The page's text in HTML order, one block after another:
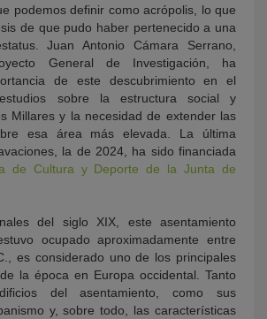
podemos definir como acrópolis, lo que
de que pudo haber pertenecido a una
Juan Antonio Cámara Serrano,
General de Investigación, ha
de este descubrimiento en el
sobre la estructura social y
Millares y la necesidad de extender las
esa área más elevada. La última
la de 2024, ha sido financiada
de Cultura y Deporte de la Junta de
del siglo XIX, este asentamiento
ocupado aproximadamente entre
es considerado uno de los principales
la época en Europa occidental. Tanto
del asentamiento, como sus
y, sobre todo, las características